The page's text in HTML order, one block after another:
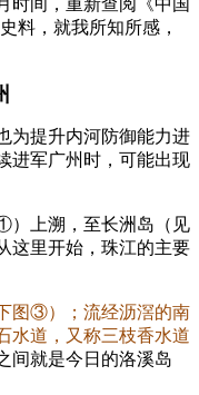
料，就我所知所感，
为提升内河防御能力进
进军广州时，可能出现
）上溯，至长洲岛（见
这里开始，珠江的主要
图③）；流经沥滘的南
水道，又称三枝香水道
间就是今日的洛溪岛